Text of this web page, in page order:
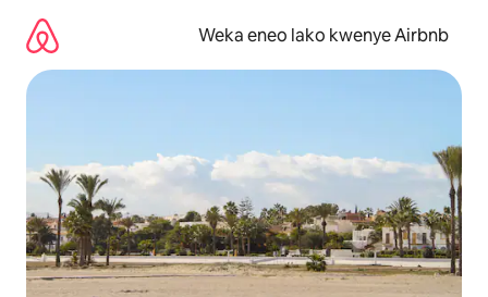
kwenda
kwenye
maudhui
Weka eneo lako kwenye Airbnb